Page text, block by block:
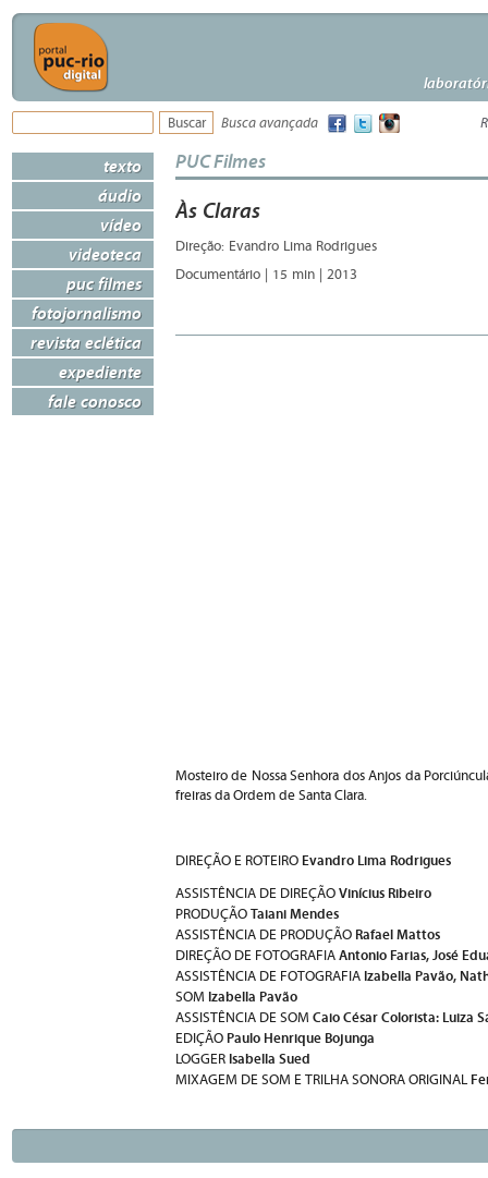
Busca avançada
texto
áudio
vídeo
videoteca
puc filmes
fotojornalismo
revista eclética
expediente
fale conosco
PUC Filmes
Às Claras
Direção: Evandro Lima Rodrigues
Documentário | 15 min | 2013
Mosteiro de Nossa Senhora dos Anjos da
freiras da Ordem de Santa Clara.
DIREÇÃO E ROTEIRO Evandro Lima Rodrigues
ASSISTÊNCIA DE DIREÇÃO Vinícius Ribeiro
PRODUÇÃO Taiani Mendes
ASSISTÊNCIA DE PRODUÇÃO Rafael Mattos
DIREÇÃO DE FOTOGRAFIA Antonio Farias, José
ASSISTÊNCIA DE FOTOGRAFIA Izabella Pavão,
SOM Izabella Pavão
ASSISTÊNCIA DE SOM Caio César Colorista: Luiza
EDIÇÃO Paulo Henrique Bojunga
LOGGER Isabella Sued
MIXAGEM DE SOM E TRILHA SONORA ORIGINAL